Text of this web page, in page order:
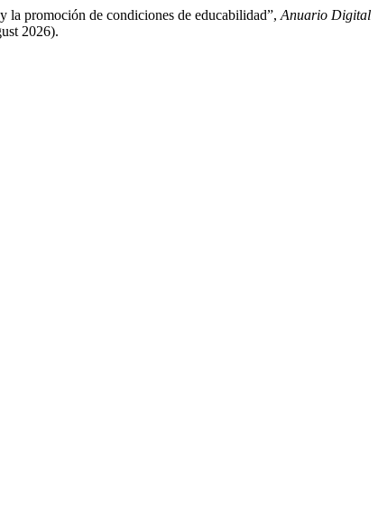
la promoción de condiciones de educabilidad”, Anuario Digital
2026).